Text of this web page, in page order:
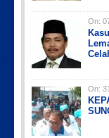
On:
On: